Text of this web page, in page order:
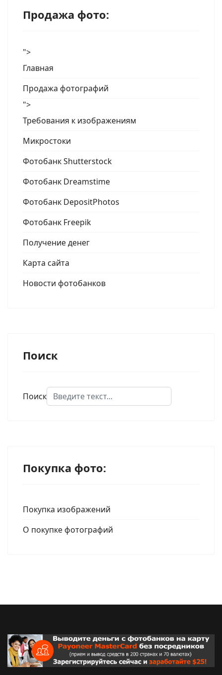
Продажа фото:
">
Главная
Продажа фотографий
">
Требования к изображениям
Микростоки
Фотобанк Shutterstock
Фотобанк Dreamstime
Фотобанк DepositPhotos
Фотобанк Freepik
Получение денег
Карта сайта
Новости фотобанков
Поиск
Поиск
Покупка фото:
Покупка изображений
О покупке фотографий